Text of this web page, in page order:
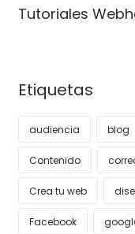
Tutoriales
Etiquetas
audiencia blog
Contenido
Crea tu web
Facebook